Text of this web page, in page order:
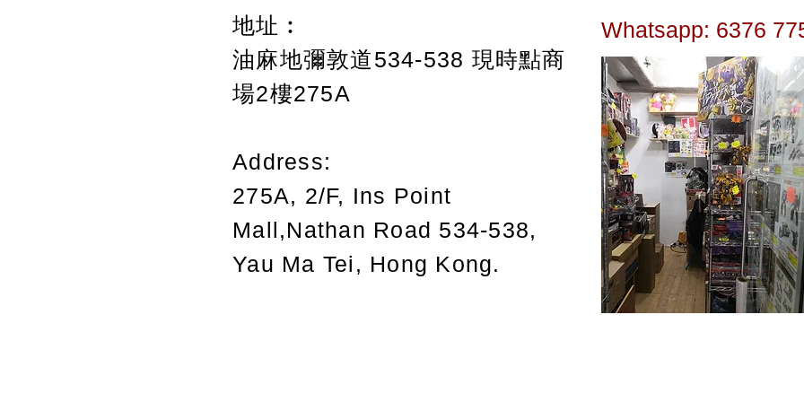
地址︰
油麻地彌敦道534-538 現時點商
場2樓275A
Address:
275A, 2/F, Ins Point
Mall,Nathan Road 534-538,
Yau Ma Tei, Hong Kong.
Whatsapp: 6376